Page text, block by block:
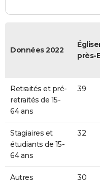
Données 2022
près-
Retraités et pré-
retraités de 15-
64 ans
39
Stagiaires et
étudiants de 15-
64 ans
32
Autres
30